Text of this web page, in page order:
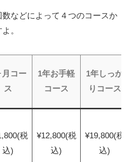
などによって４つのコースか
。
月コー
ス
1年お手軽
コース
1年しっか
りコース
税
込)
¥12,800(税
込)
¥19,800(税
込)